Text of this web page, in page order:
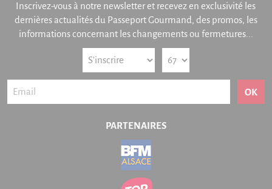
Inscrivez-vous à notre newsletter et recevez en exclusivité les
dernières actualités du Passeport Gourmand, des promos, les
informations concernant les changements ou fermetures...
OK
PARTENAIRES